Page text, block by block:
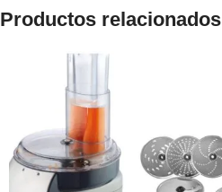
Productos relacionados